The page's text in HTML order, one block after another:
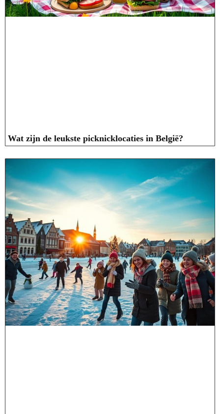
Wat zijn de leukste picknicklocaties in België?